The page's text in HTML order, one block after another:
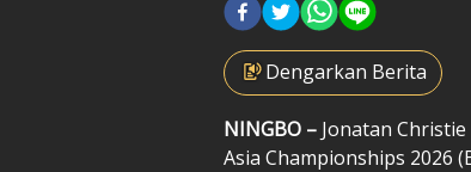
Dengarkan Berita
NINGBO – Jonatan Christie
Asia Championships 2026